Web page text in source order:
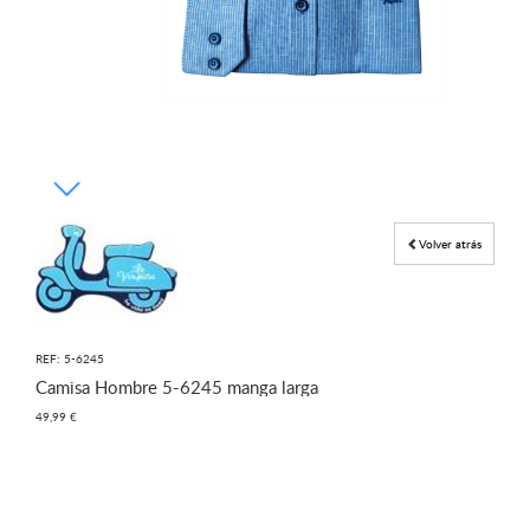
Volver atrás
REF: 5-6245
Camisa Hombre 5-6245 manga larga
49,99 €